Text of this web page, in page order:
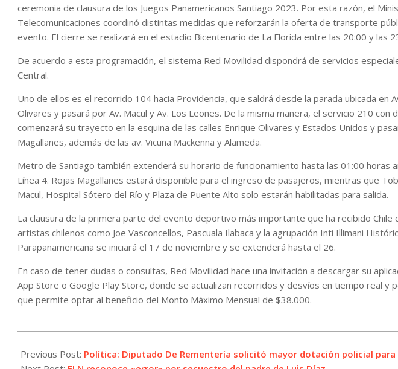
ceremonia de clausura de los Juegos Panamericanos Santiago 2023. Por esta razón, el
Telecomunicaciones coordinó distintas medidas que reforzarán la oferta de transporte
evento. El cierre se realizará en el estadio Bicentenario de La Florida entre las 20:00 y las
De acuerdo a esta programación, el sistema Red Movilidad dispondrá de servicios
Central.
Uno de ellos es el recorrido 104 hacia Providencia, que saldrá desde la parada ubicada en
Olivares y pasará por Av. Macul y Av. Los Leones. De la misma manera, el servicio 210 con
comenzará su trayecto en la esquina de las calles Enrique Olivares y Estados Unidos y
Magallanes, además de las av. Vicuña Mackenna y Alameda.
Metro de Santiago también extenderá su horario de funcionamiento hasta las 01:00 horas
Línea 4. Rojas Magallanes estará disponible para el ingreso de pasajeros, mientras que
Macul, Hospital Sótero del Río y Plaza de Puente Alto solo estarán habilitadas para salida.
La clausura de la primera parte del evento deportivo más importante que ha recibido Chile
artistas chilenos como Joe Vasconcellos, Pascuala Ilabaca y la agrupación Inti Illimani
Parapanamericana se iniciará el 17 de noviembre y se extenderá hasta el 26.
En caso de tener dudas o consultas, Red Movilidad hace una invitación a descargar su
App Store o Google Play Store, donde se actualizan recorridos y desvíos en tiempo real y
que permite optar al beneficio del Monto Máximo Mensual de $38.000.
11-
Previous Post: Política: Diputado De Rementería solicitó mayor dotación policial para